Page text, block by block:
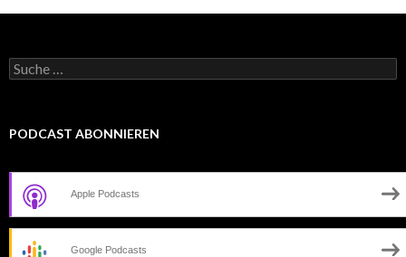
Suche
nach:
PODCAST ABONNIEREN
Apple Podcasts
Google Podcasts